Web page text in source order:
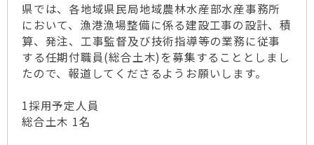
県では、各地域県民局地域農林水産部水産事務所
において、漁港漁場整備に係る建設工事の設計、積
算、発注、工事監督及び技術指導等の業務に従事
する任期付職員(総合土木)を募集することとしまし
たので、報道してくださるようお願いします。
1採用予定人員
総合土木 1名